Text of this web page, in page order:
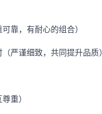
靠，有耐心的组合）
严谨细致，共同提升品质）
重）